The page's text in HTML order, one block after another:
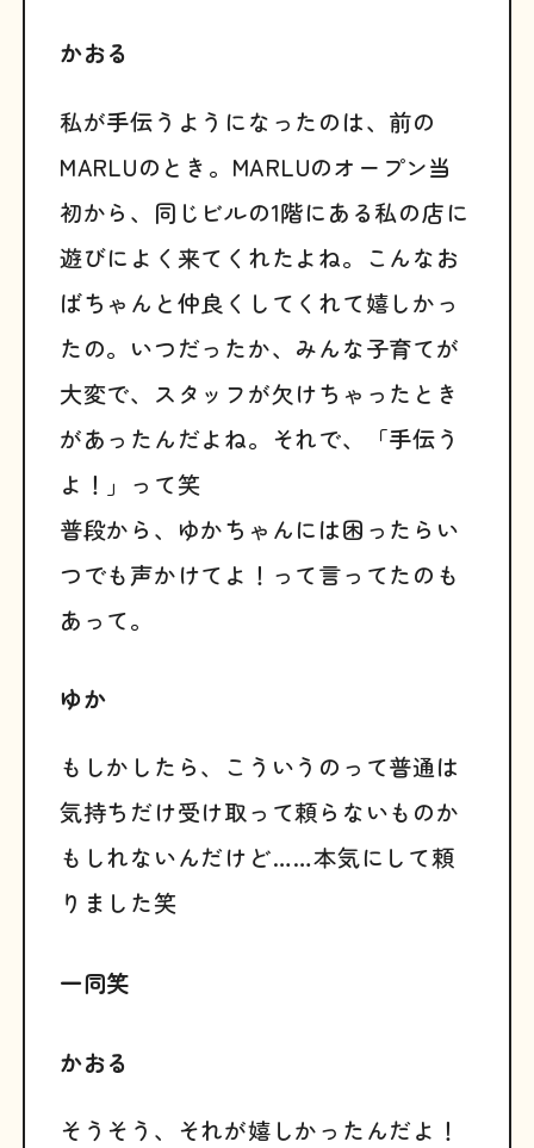
かおる
私が手伝うようになったのは、前の
MARLUのとき。MARLUのオープン当
初から、同じビルの1階にある私の店に
遊びによく来てくれたよね。こんなお
ばちゃんと仲良くしてくれて嬉しかっ
たの。いつだったか、みんな子育てが
大変で、スタッフが欠けちゃったとき
があったんだよね。それで、「手伝う
よ！」って笑
普段から、ゆかちゃんには困ったらい
つでも声かけてよ！って言ってたのも
あって。
ゆか
もしかしたら、こういうのって普通は
気持ちだけ受け取って頼らないものか
もしれないんだけど……本気にして頼
りました笑
一同笑
かおる
そうそう、それが嬉しかったんだよ！